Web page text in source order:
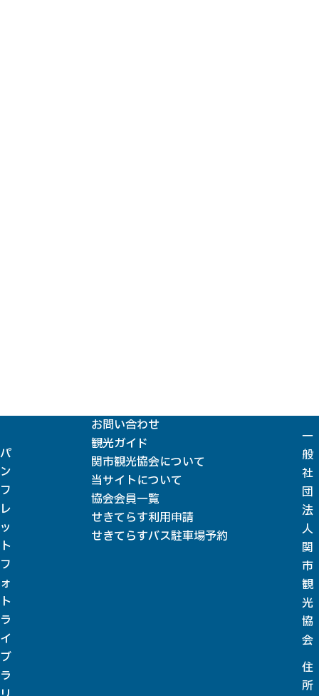
パ
ン
フ
レ
ッ
ト
フ
ォ
ト
ラ
イ
ブ
ラ
お問い合わせ
観光ガイド
関市観光協会について
当サイトについて
協会会員一覧
せきてらす利用申請
せきてらすバス駐車場予約
一
般
社
団
法
人
関
市
観
光
協
会
住
所